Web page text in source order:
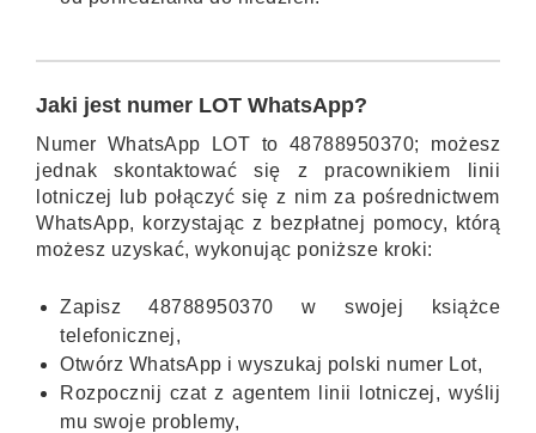
Jaki jest numer LOT WhatsApp?
Numer WhatsApp LOT to 48788950370; możesz
jednak skontaktować się z pracownikiem linii
lotniczej lub połączyć się z nim za pośrednictwem
WhatsApp, korzystając z bezpłatnej pomocy, którą
możesz uzyskać, wykonując poniższe kroki:
Zapisz 48788950370 w swojej książce
telefonicznej,
Otwórz WhatsApp i wyszukaj polski numer Lot,
Rozpocznij czat z agentem linii lotniczej, wyślij
mu swoje problemy,